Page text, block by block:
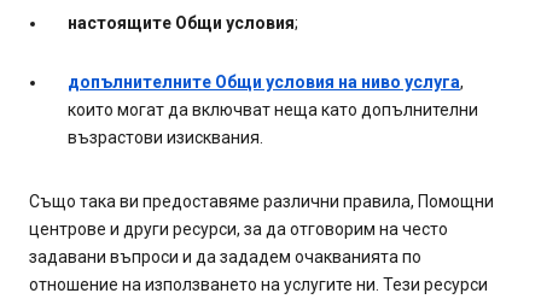
настоящите Общи условия;
допълнителните Общи условия на ниво услуга,
които могат да включват неща като допълнителни
възрастови изисквания.
Също така ви предоставяме различни правила, Помощни
центрове и други ресурси, за да отговорим на често
задавани въпроси и да зададем очакванията по
отношение на използването на услугите ни. Тези ресурси